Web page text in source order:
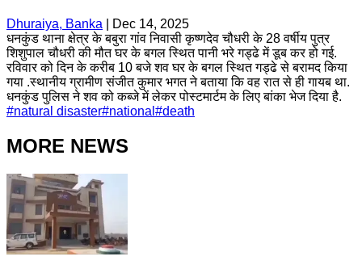
Dhuraiya, Banka
Dec 14, 2025
धनकुंड थाना क्षेत्र के बबुरा गांव निवासी कृष्णदेव चौधरी के 28 वर्षीय पुत्र
शिशुपाल चौधरी की मौत घर के बगल स्थित पानी भरे गड्ढे में डूब कर हो गई.
रविवार को दिन के करीब 10 बजे शव घर के बगल स्थित गड्ढे से बरामद किया
गया .स्थानीय ग्रामीण संजीत कुमार भगत ने बताया कि वह रात से ही गायब था.
धनकुंड पुलिस ने शव को कब्जे में लेकर पोस्टमार्टम के लिए बांका भेज दिया है.
#natural disaster#national #death
MORE NEWS